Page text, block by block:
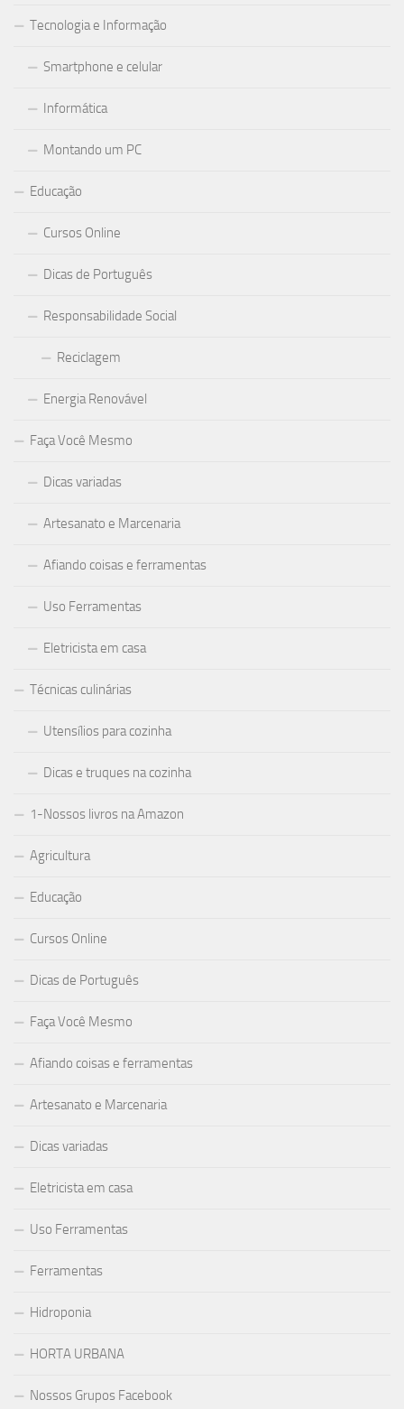
Tecnologia e Informação
Smartphone e celular
Informática
Montando um PC
Educação
Cursos Online
Dicas de Português
Responsabilidade Social
Reciclagem
Energia Renovável
Faça Você Mesmo
Dicas variadas
Artesanato e Marcenaria
Afiando coisas e ferramentas
Uso Ferramentas
Eletricista em casa
Técnicas culinárias
Utensílios para cozinha
Dicas e truques na cozinha
1-Nossos livros na Amazon
Agricultura
Educação
Cursos Online
Dicas de Português
Faça Você Mesmo
Afiando coisas e ferramentas
Artesanato e Marcenaria
Dicas variadas
Eletricista em casa
Uso Ferramentas
Ferramentas
Hidroponia
HORTA URBANA
Nossos Grupos Facebook